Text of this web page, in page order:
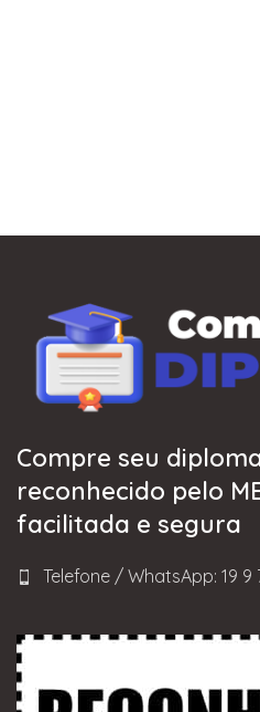
Compre seu
reconhecido pelo
facilitada e segura
Telefone / WhatsApp: 19 9